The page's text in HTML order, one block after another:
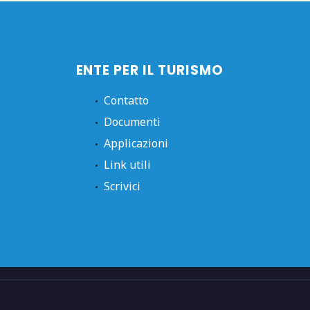
ENTE PER IL TURISMO
Contatto
Documenti
Applicazioni
Link utili
Scrivici